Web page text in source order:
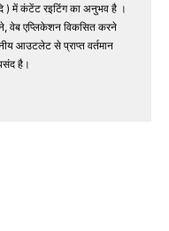
) में कंटेंट रइटिंग का अनुभव है ।
वेब एप्लिकेशन विकसित करने
आउटलेट से प्राप्त वर्तमान
है।